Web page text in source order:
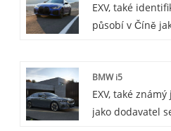
vyznačuje
hlučností a
EXV, také
působí v Číně
je plně
kombinaci
BMW i5
EXV, také
jako dodavatel